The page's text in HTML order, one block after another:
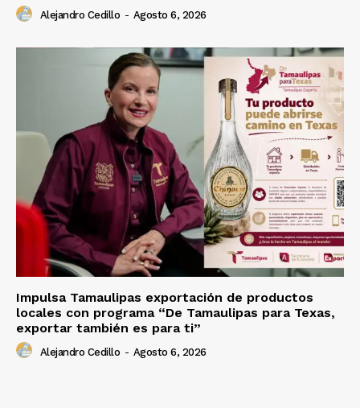
Alejandro Cedillo - Agosto 6, 2026
Impulsa Tamaulipas exportación de productos
locales con programa “De Tamaulipas para Texas,
exportar también es para ti”
Alejandro Cedillo - Agosto 6, 2026